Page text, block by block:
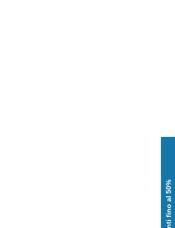
Sconti fino al 50%